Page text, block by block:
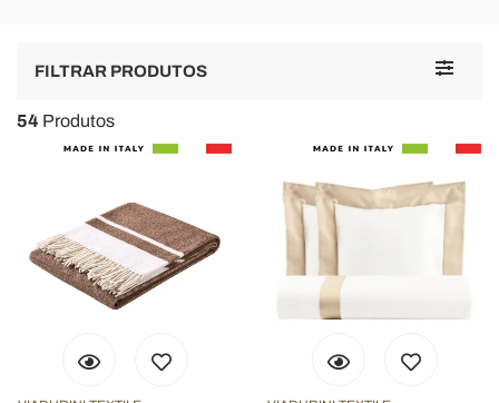
Toggle
FILTRAR PRODUTOS
54 Produtos